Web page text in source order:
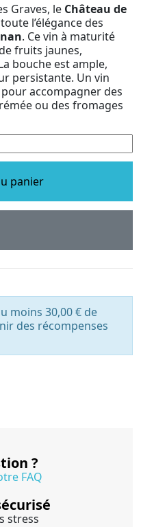
Graves, le Château de
l’élégance des
. Ce vin à maturité
fruits jaunes,
bouche est ample,
persistante. Un vin
accompagner des
ou des fromages
panier
moins 30,00 € de
des récompenses
?
FAQ
stress